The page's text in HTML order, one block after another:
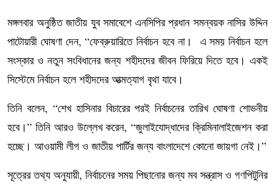
মঙ্গলবার অনুষ্ঠিত জাতীয় যুব সমাবেশে এনসিপির প্রধান সমন্বয়ক নাসির উদ্দিন
পাটোয়ারী ঘোষণা দেন, “ফেব্রুয়ারিতে নির্বাচন হবে না। এ সময় নির্বাচন হলে
সংস্কার ও নতুন সংবিধানের জন্য শহীদদের জীবন ফিরিয়ে দিতে হবে। একই
সিস্টেমে নির্বাচন হলে শহীদদের আত্মত্যাগ বৃথা যাবে।
তিনি বলেন, “শেখ হাসিনার বিচারের পরই নির্বাচনের তারিখ ঘোষণা শোভনীয়
হবে।” তিনি আরও উল্লেখ করেন, “জুলাইযোদ্ধাদের ক্রিমিনালাইজেশন করা
হচ্ছে। আওয়ামী লীগ ও জাতীয় পার্টির জন্য বাংলাদেশে কোনো জায়গা নেই।”
সূত্রের তথ্য অনুযায়ী, নির্বাচনের সময় পিছানোর জন্য মব সন্ত্রাস ও গণপিটুনির